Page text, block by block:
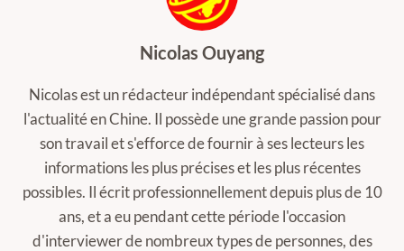
Nicolas Ouyang
Nicolas est un rédacteur indépendant spécialisé dans
l'actualité en Chine. Il possède une grande passion pour
son travail et s'efforce de fournir à ses lecteurs les
informations les plus précises et les plus récentes
possibles. Il écrit professionnellement depuis plus de 10
ans, et a eu pendant cette période l'occasion
d'interviewer de nombreux types de personnes, des